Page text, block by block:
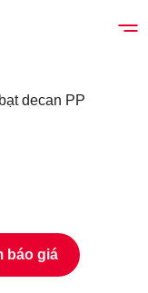
decan PP
báo giá